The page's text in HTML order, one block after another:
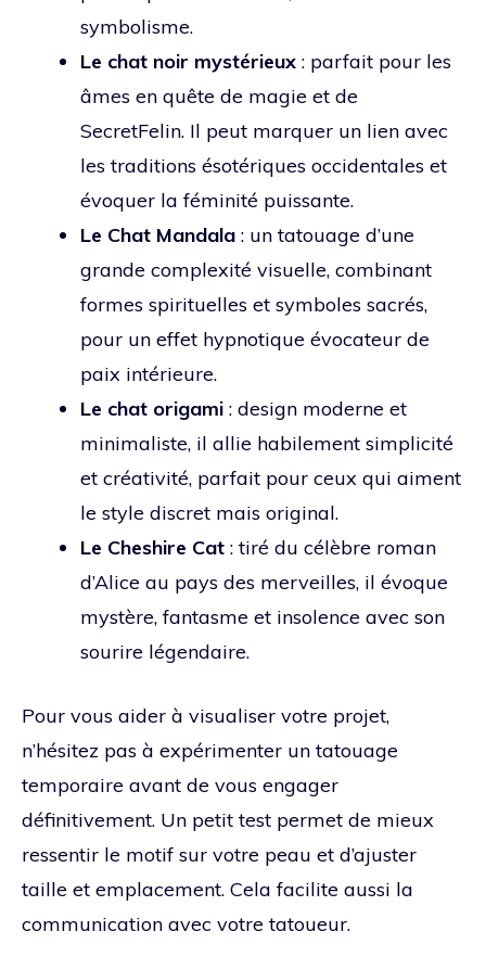
symbolisme.
Le chat noir mystérieux : parfait pour les
âmes en quête de magie et de
SecretFelin. Il peut marquer un lien avec
les traditions ésotériques occidentales et
évoquer la féminité puissante.
Le Chat Mandala : un tatouage d’une
grande complexité visuelle, combinant
formes spirituelles et symboles sacrés,
pour un effet hypnotique évocateur de
paix intérieure.
Le chat origami : design moderne et
minimaliste, il allie habilement simplicité
et créativité, parfait pour ceux qui aiment
le style discret mais original.
Le Cheshire Cat : tiré du célèbre roman
d’Alice au pays des merveilles, il évoque
mystère, fantasme et insolence avec son
sourire légendaire.
Pour vous aider à visualiser votre projet,
n’hésitez pas à expérimenter un tatouage
temporaire avant de vous engager
définitivement. Un petit test permet de mieux
ressentir le motif sur votre peau et d’ajuster
taille et emplacement. Cela facilite aussi la
communication avec votre tatoueur.